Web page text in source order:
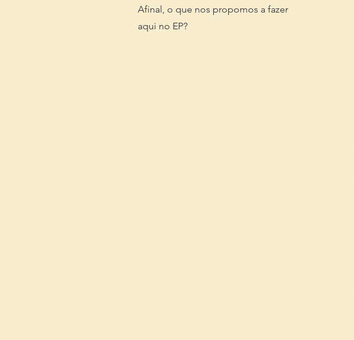
Afinal, o que nos propomos a fazer
aqui no EP?